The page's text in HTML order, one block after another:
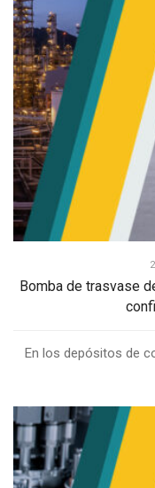
Bomba de trasvase
En los depósitos de